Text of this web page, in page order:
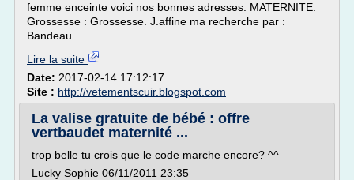
femme enceinte voici nos bonnes adresses. MATERNITE.
Grossesse : Grossesse. J.affine ma recherche par :
Bandeau...
Lire la suite
Date: 2017-02-14 17:12:17
Site : http://vetementscuir.blogspot.com
La valise gratuite de bébé : offre
vertbaudet maternité ...
trop belle tu crois que le code marche encore? ^^
Lucky Sophie 06/11/2011 23:35